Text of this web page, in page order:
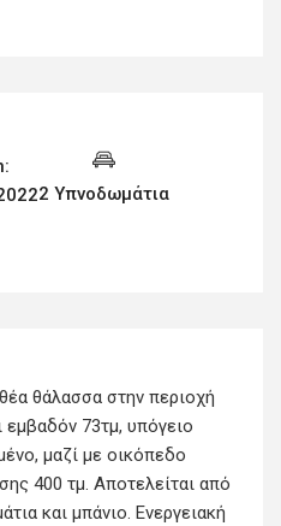
2 Υπνοδωμάτια
θάλασσα στην περιοχή
73τμ, υπόγειο
μαζί με οικόπεδο
400 τμ. Αποτελείται από
και μπάνιο. Ενεργειακή